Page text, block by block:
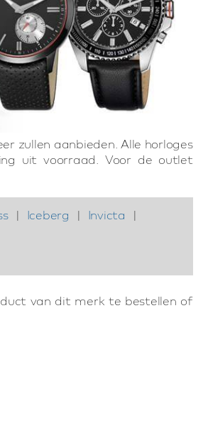
zullen aanbieden. Alle horloges
uit voorraad. Voor de outlet
| Iceberg | Invicta
|
van dit merk te bestellen of